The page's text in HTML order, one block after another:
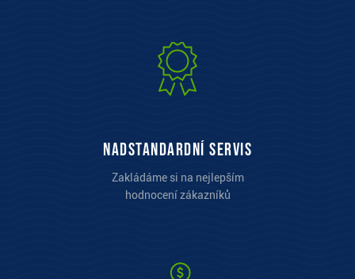
Nadstandardní servis
Zakládáme si na nejlepším
hodnocení zákazníků